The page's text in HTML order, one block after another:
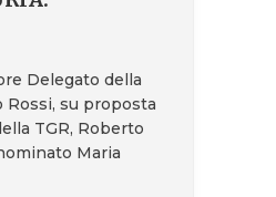
Delegato della
Rossi, su proposta
TGR, Roberto
Maria